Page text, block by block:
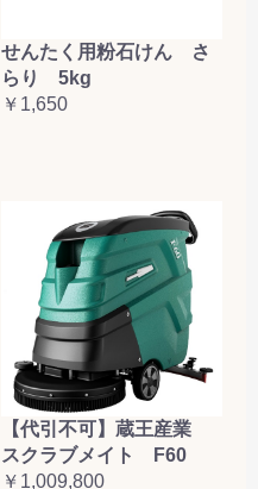
せんたく用粉石けん さ
らり 5kg
￥1,650
【代引不可】蔵王産業
スクラブメイト F60
￥1,009,800